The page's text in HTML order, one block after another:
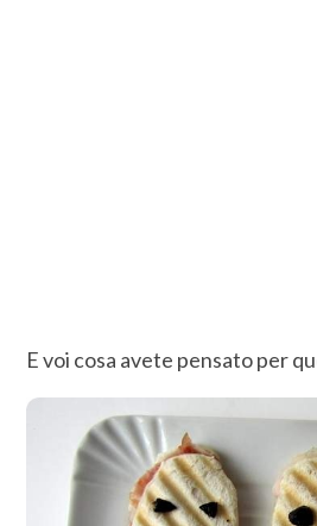
E voi cosa avete pensato per